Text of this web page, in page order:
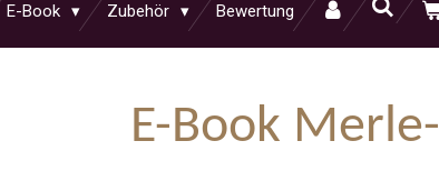
E-Book Zubehör Bewertung
E-Book Merle-